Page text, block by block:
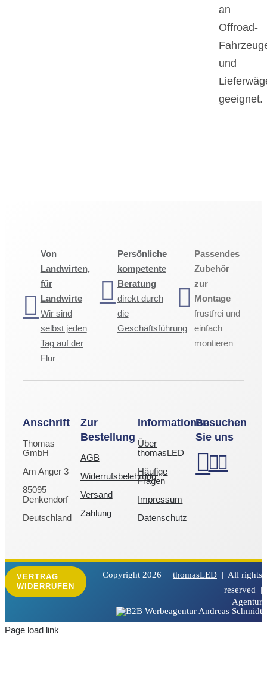
an
Offroad-
und
geeignet.
Von
Landwirten,
für
Landwirte
Wir sind
selbst jeden
Tag auf der
Flur
Persönliche
kompetente
Beratung
direkt durch
die
Geschäftsführung
Passendes
Zubehör
zur
Montage
frustfrei und
einfach
montieren
Anschrift
Thomas
GmbH
Am Anger 3
85095
Denkendorf
Deutschland
Zur
Bestellung
AGB
Widerrufsbelehrung
Versand
Zahlung
Informationen
Über
thomasLED
Häufige
Fragen
Impressum
Datenschutz
Besuchen
Sie uns
VERTRAG
WIDERRUFEN
Copyright 2026 | thomasLED| All rights
reserved |
Agentur
Page load link